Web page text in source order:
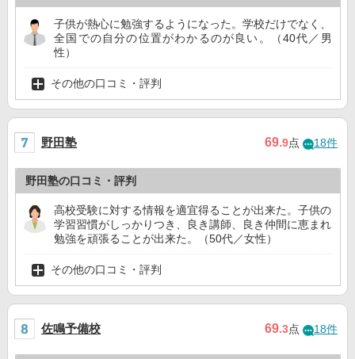
子供が熱心に勉強するようになった。学校だけでなく、
全国での自分の位置がわかるのが良い。（40代／男
性）
その他の口コミ・評判
野田塾 69.9点 18件
野田塾の口コミ・評判
高校受験に対する情報を適宜得ることが出来た。子供の
学習習慣がしっかりつき、良き講師、良き仲間に恵まれ
勉強を頑張ることが出来た。（50代／女性）
その他の口コミ・評判
佐鳴予備校 69.3点 18件